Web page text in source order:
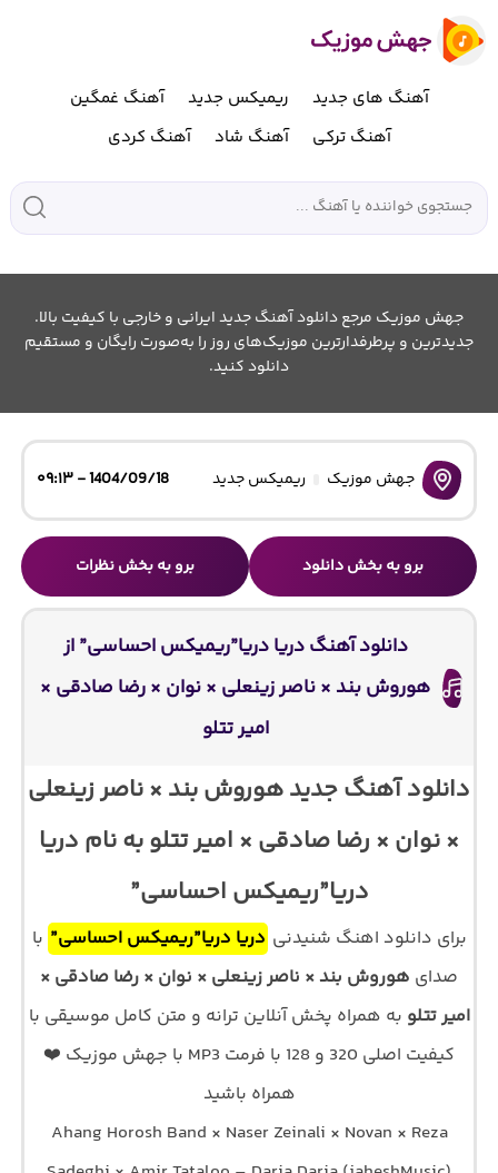
آهنگ های جدید ریمیکس جدید
آهنگ غمگین
آهنگ ترکی
آهنگ شاد آهنگ کردی
جهش موزیک مرجع دانلود آهنگ جدید ایرانی و خارجی با کیفیت بالا.
جدیدترین و پرطرفدارترین موزیک‌های روز را به‌صورت رایگان و مستقیم
دانلود کنید.
جهش موزیک ریمیکس جدید 1404/09/18 - ۰۹:۱۳
برو به بخش دانلود برو به بخش نظرات
دانلود آهنگ دریا دریا”ریمیکس احساسی” از
هوروش بند × ناصر زینعلی × نوان × رضا صادقی ×
امیر تتلو
دانلود آهنگ جدید هوروش بند × ناصر زینعلی
× نوان × رضا صادقی × امیر تتلو به نام دریا
دریا”ریمیکس احساسی”
برای دانلود اهنگ شنیدنی دریا دریا”ریمیکس احساسی” با
صدای هوروش بند × ناصر زینعلی × نوان × رضا صادقی ×
امیر تتلو به همراه پخش آنلاین ترانه و متن کامل موسیقی با
کیفیت اصلی 320 و 128 با فرمت MP3 با جهش موزیک ❤️
همراه باشید
Ahang Horosh Band × Naser Zeinali × Novan × Reza